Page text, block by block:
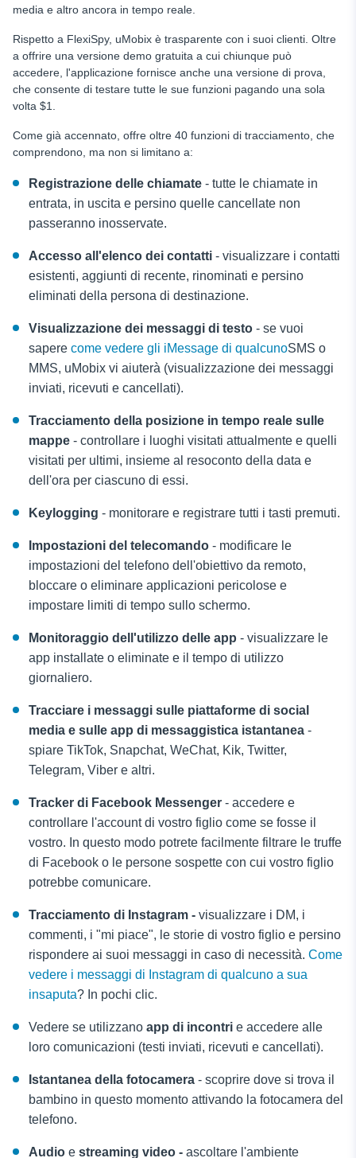
media e altro ancora in tempo reale.
Rispetto a FlexiSpy, uMobix è trasparente con i suoi clienti. Oltre
a offrire una versione demo gratuita a cui chiunque può
accedere, l'applicazione fornisce anche una versione di prova,
che consente di testare tutte le sue funzioni pagando una sola
volta $1.
Come già accennato, offre oltre 40 funzioni di tracciamento, che
comprendono, ma non si limitano a:
Registrazione delle chiamate - tutte le chiamate in
entrata, in uscita e persino quelle cancellate non
passeranno inosservate.
Accesso all'elenco dei contatti - visualizzare i contatti
esistenti, aggiunti di recente, rinominati e persino
eliminati della persona di destinazione.
Visualizzazione dei messaggi di testo - se vuoi
sapere come vedere gli iMessage di qualcunoSMS o
MMS, uMobix vi aiuterà (visualizzazione dei messaggi
inviati, ricevuti e cancellati).
Tracciamento della posizione in tempo reale sulle
mappe - controllare i luoghi visitati attualmente e quelli
visitati per ultimi, insieme al resoconto della data e
dell'ora per ciascuno di essi.
Keylogging - monitorare e registrare tutti i tasti premuti.
Impostazioni del telecomando - modificare le
impostazioni del telefono dell'obiettivo da remoto,
bloccare o eliminare applicazioni pericolose e
impostare limiti di tempo sullo schermo.
Monitoraggio dell'utilizzo delle app - visualizzare le
app installate o eliminate e il tempo di utilizzo
giornaliero.
Tracciare i messaggi sulle piattaforme di social
media e sulle app di messaggistica istantanea -
spiare TikTok, Snapchat, WeChat, Kik, Twitter,
Telegram, Viber e altri.
Tracker di Facebook Messenger - accedere e
controllare l'account di vostro figlio come se fosse il
vostro. In questo modo potrete facilmente filtrare le truffe
di Facebook o le persone sospette con cui vostro figlio
potrebbe comunicare.
Tracciamento di Instagram - visualizzare i DM, i
commenti, i "mi piace", le storie di vostro figlio e persino
rispondere ai suoi messaggi in caso di necessità. Come
vedere i messaggi di Instagram di qualcuno a sua
insaputa? In pochi clic.
Vedere se utilizzano app di incontri e accedere alle
loro comunicazioni (testi inviati, ricevuti e cancellati).
Istantanea della fotocamera - scoprire dove si trova il
bambino in questo momento attivando la fotocamera del
telefono.
Audio e streaming video - ascoltare l'ambiente